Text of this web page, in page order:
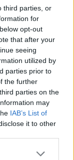
third parties, or
for
opt-out
that after your
seeing
utilized by
parties prior to
the further
parties on the
may
IAB’s List of
it to other
more Google
σε μια
αντίδραση
το έδειξε
διάθεση
να έρχεται
εξαιρετική
μόλις 8